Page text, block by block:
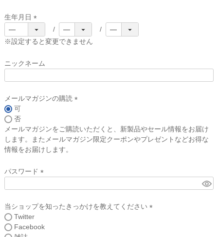
生年月日
(
必
※設定すると変更できません
ニックネーム
メールマガジンの購読
須
)
可
否
メールマガジンをご購読いただくと、新製品やセール情報をお届け
します。またメールマガジン限定クーポンやプレゼントなどお得な
情報をお届けします。
パスワード
須
当ショップを知ったきっかけを教えてください
Twitter
Facebook